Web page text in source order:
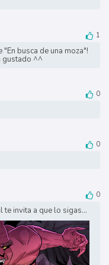
1
busca de una moza"!
gustado ^^
0
0
0
te invita a que lo sigas...